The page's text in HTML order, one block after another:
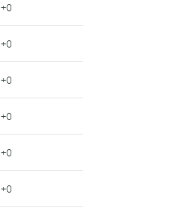
+0
+0
+0
+0
+0
+0